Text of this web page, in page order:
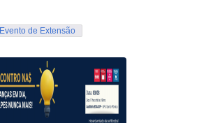
Evento de Extensão